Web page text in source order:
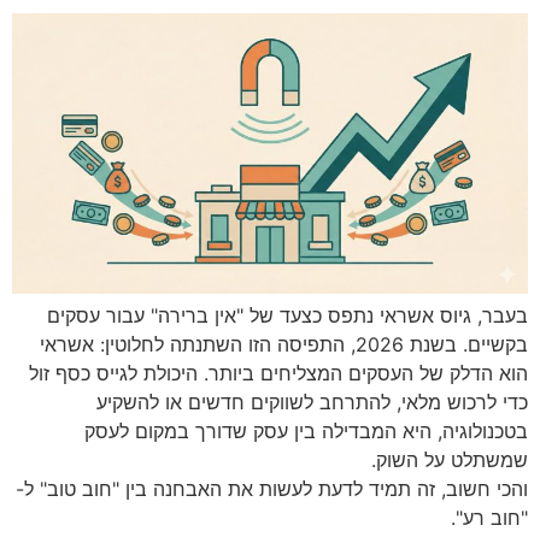
בעבר, גיוס אשראי נתפס כצעד של "אין ברירה" עבור עסקים
בקשיים. בשנת 2026, התפיסה הזו השתנתה לחלוטין: אשראי
הוא הדלק של העסקים המצליחים ביותר. היכולת לגייס כסף זול
כדי לרכוש מלאי, להתרחב לשווקים חדשים או להשקיע
בטכנולוגיה, היא המבדילה בין עסק שדורך במקום לעסק
שמשתלט על השוק.
והכי חשוב, זה תמיד לדעת לעשות את האבחנה בין "חוב טוב" ל-
"חוב רע".